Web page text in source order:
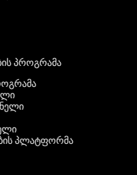
პროგრამა
პლატფორმა